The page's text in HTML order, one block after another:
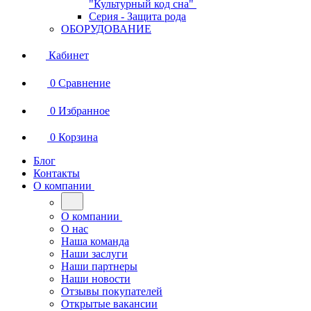
"Культурный код сна"
Серия - Защита рода
ОБОРУДОВАНИЕ
Кабинет
0 Сравнение
0 Избранное
0 Корзина
Блог
Контакты
О компании
О компании
О нас
Наша команда
Наши заслуги
Наши партнеры
Наши новости
Отзывы покупателей
Открытые вакансии